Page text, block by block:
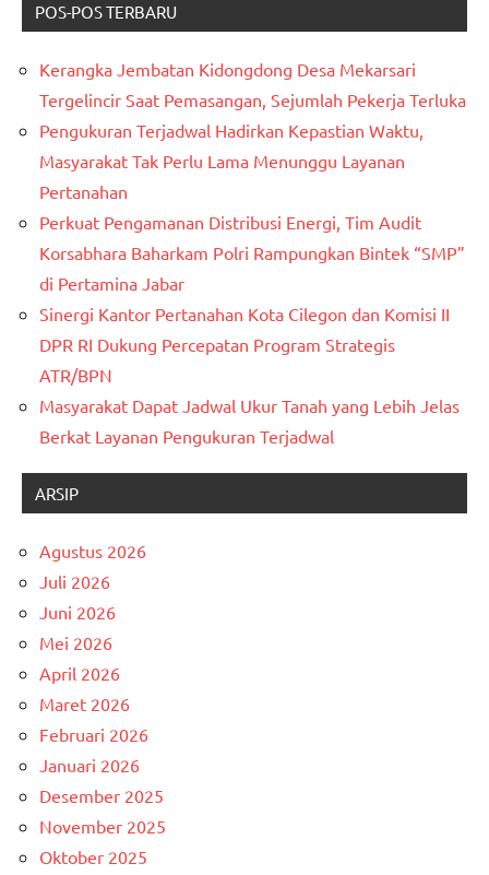
POS-POS TERBARU
Kerangka Jembatan Kidongdong Desa Mekarsari
Tergelincir Saat Pemasangan, Sejumlah Pekerja Terluka
Pengukuran Terjadwal Hadirkan Kepastian Waktu,
Masyarakat Tak Perlu Lama Menunggu Layanan
Pertanahan
Perkuat Pengamanan Distribusi Energi, Tim Audit
Korsabhara Baharkam Polri Rampungkan Bintek “SMP”
di Pertamina Jabar
Sinergi Kantor Pertanahan Kota Cilegon dan Komisi II
DPR RI Dukung Percepatan Program Strategis
ATR/BPN
Masyarakat Dapat Jadwal Ukur Tanah yang Lebih Jelas
Berkat Layanan Pengukuran Terjadwal
ARSIP
Agustus 2026
Juli 2026
Juni 2026
Mei 2026
April 2026
Maret 2026
Februari 2026
Januari 2026
Desember 2025
November 2025
Oktober 2025